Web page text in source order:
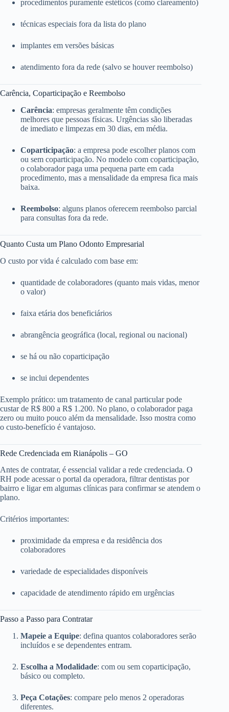
procedimentos puramente estéticos (como clareamento)
técnicas especiais fora da lista do plano
implantes em versões básicas
atendimento fora da rede (salvo se houver reembolso)
Carência, Coparticipação e Reembolso
Carência: empresas geralmente têm condições
melhores que pessoas físicas. Urgências são liberadas
de imediato e limpezas em 30 dias, em média.
Coparticipação: a empresa pode escolher planos com
ou sem coparticipação. No modelo com coparticipação,
o colaborador paga uma pequena parte em cada
procedimento, mas a mensalidade da empresa fica mais
baixa.
Reembolso: alguns planos oferecem reembolso parcial
para consultas fora da rede.
Quanto Custa um Plano Odonto Empresarial
O custo por vida é calculado com base em:
quantidade de colaboradores (quanto mais vidas, menor
o valor)
faixa etária dos beneficiários
abrangência geográfica (local, regional ou nacional)
se há ou não coparticipação
se inclui dependentes
Exemplo prático: um tratamento de canal particular pode
custar de R$ 800 a R$ 1.200. No plano, o colaborador paga
zero ou muito pouco além da mensalidade. Isso mostra como
o custo-benefício é vantajoso.
Rede Credenciada em Rianápolis – GO
Antes de contratar, é essencial validar a rede credenciada. O
RH pode acessar o portal da operadora, filtrar dentistas por
bairro e ligar em algumas clínicas para confirmar se atendem o
plano.
Critérios importantes:
proximidade da empresa e da residência dos
colaboradores
variedade de especialidades disponíveis
capacidade de atendimento rápido em urgências
Passo a Passo para Contratar
Mapeie a Equipe: defina quantos colaboradores serão
incluídos e se dependentes entram.
Escolha a Modalidade: com ou sem coparticipação,
básico ou completo.
Peça Cotações: compare pelo menos 2 operadoras
diferentes.